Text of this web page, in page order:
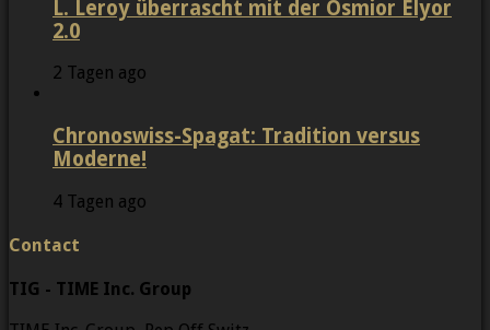
L. Leroy überrascht mit der Osmior Elyor
2.0
2 Tagen ago
Chronoswiss-Spagat: Tradition versus
Moderne!
4 Tagen ago
Contact
TIG - TIME Inc. Group